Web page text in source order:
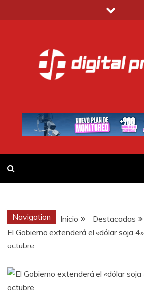
al
DIGITAL
Navigation Inicio
Destacadas
El Gobierno extenderá el «dólar soja
octubre